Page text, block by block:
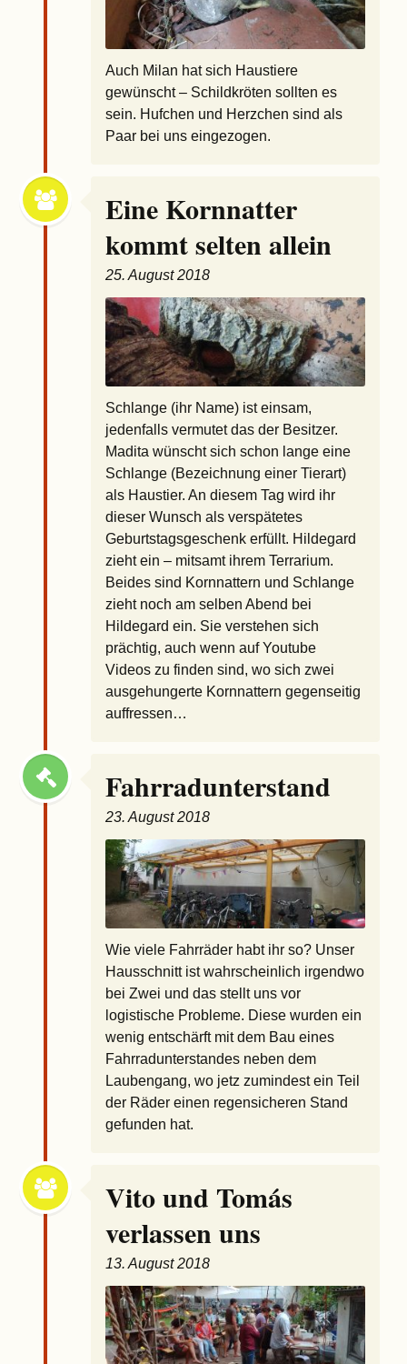
Auch Milan hat sich Haustiere
gewünscht – Schildkröten sollten es
sein. Hufchen und Herzchen sind als
Paar bei uns eingezogen.
Eine Kornnatter
kommt selten allein
25. August 2018
Schlange (ihr Name) ist einsam,
jedenfalls vermutet das der Besitzer.
Madita wünscht sich schon lange eine
Schlange (Bezeichnung einer Tierart)
als Haustier. An diesem Tag wird ihr
dieser Wunsch als verspätetes
Geburtstagsgeschenk erfüllt. Hildegard
zieht ein – mitsamt ihrem Terrarium.
Beides sind Kornnattern und Schlange
zieht noch am selben Abend bei
Hildegard ein. Sie verstehen sich
prächtig, auch wenn auf Youtube
Videos zu finden sind, wo sich zwei
ausgehungerte Kornnattern gegenseitig
auffressen…
Fahrradunterstand
23. August 2018
Wie viele Fahrräder habt ihr so? Unser
Hausschnitt ist wahrscheinlich irgendwo
bei Zwei und das stellt uns vor
logistische Probleme. Diese wurden ein
wenig entschärft mit dem Bau eines
Fahrradunterstandes neben dem
Laubengang, wo jetz zumindest ein Teil
der Räder einen regensicheren Stand
gefunden hat.
Vito und Tomás
verlassen uns
13. August 2018